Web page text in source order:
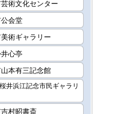
術文化センター
会堂
術ギャラリー
心亭
本有三記念館
井浜江記念市民ギャラリ
村昭書斎